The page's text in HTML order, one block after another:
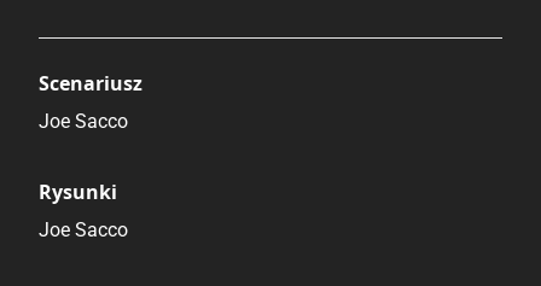
Scenariusz
Joe Sacco
Rysunki
Joe Sacco